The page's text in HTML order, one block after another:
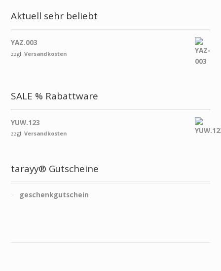
Aktuell sehr beliebt
YAZ.003
zzgl.Versandkosten
SALE % Rabattware
YUW.123
zzgl.Versandkosten
tarayy® Gutscheine
geschenkgutschein